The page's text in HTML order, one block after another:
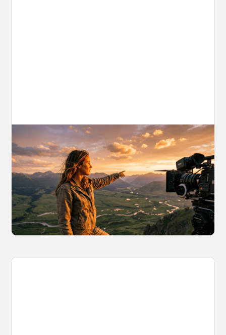
AI World Building for Content Creators:
A More Consistent Approach to AI
Content
Learn why building persistent AI worlds beats
one-off video generation for content creators,
and how to create such 3D environments with
OpenArt Worlds.
March 26, 2026